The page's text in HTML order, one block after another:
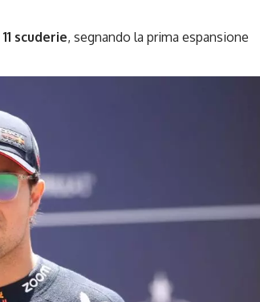
11 scuderie, segnando la prima espansione